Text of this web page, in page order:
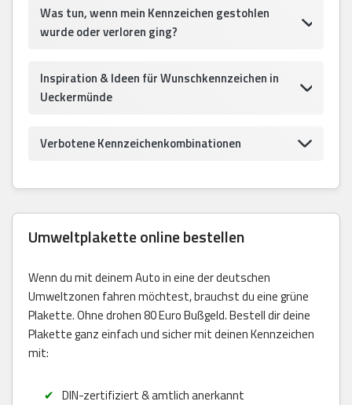
Was tun, wenn mein Kennzeichen gestohlen
wurde oder verloren ging?
Inspiration & Ideen für Wunschkennzeichen in
Ueckermünde
Verbotene Kennzeichenkombinationen
Umweltplakette online bestellen
Wenn du mit deinem Auto in eine der deutschen
Umweltzonen fahren möchtest, brauchst du eine grüne
Plakette. Ohne drohen 80 Euro Bußgeld. Bestell dir deine
Plakette ganz einfach und sicher mit deinen Kennzeichen
mit:
DIN-zertifiziert & amtlich anerkannt